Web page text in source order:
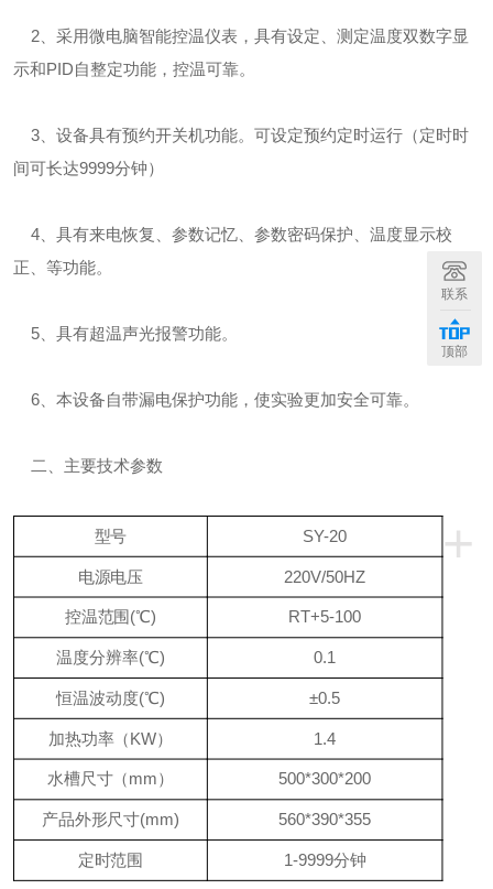
2、采用微电脑智能控温仪表，具有设定、测定温度双数字显
示和PID自整定功能，控温可靠。
3、设备具有预约开关机功能。可设定预约定时运行（定时时
间可长达9999分钟）
4、具有来电恢复、参数记忆、参数密码保护、温度显示校
正、等功能。
5、具有超温声光报警功能。
6、本设备自带漏电保护功能，使实验更加安全可靠。
二、主要技术参数
+
型号 SY-20
电源电压 220V/50HZ
控温范围(℃) RT+5-100
温度分辨率(℃) 0.1
恒温波动度(℃) ±0.5
加热功率（KW） 1.4
水槽尺寸（mm） 500*300*200
产品外形尺寸(mm) 560*390*355
定时范围 1-9999分钟
联系
顶部